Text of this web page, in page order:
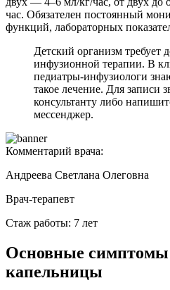
час. Обязателен постоянный
функций, лабораторных
Детский организм требует
инфузионной терапии. В
педиатры-инфузиологи
такое лечение. Для записи
консультанту либо
мессенджер.
Комментарий врача:
Андреева Светлана Олеговна
Врач-терапевт
Стаж работы: 7 лет
Основные симптомы
капельницы